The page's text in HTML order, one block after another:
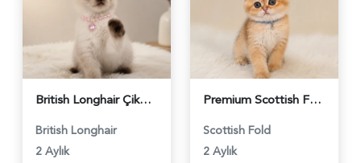
British Longhair Çikolatalı Sütlü Dişi Yavrumuz - 6347
British Longhair
2 Aylık
Premium Scottish Fold Golden Yavru - 6400
Scottish Fold
2 Aylık